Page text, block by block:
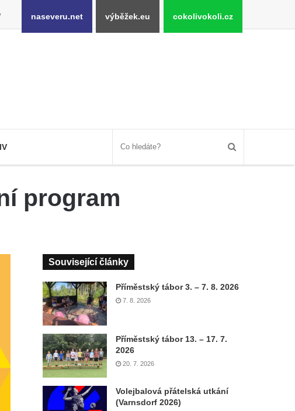
naseveru.net výběžek.eu cokolivokoli.cz
program
Související články
Příměstský tábor 3. – 7. 8. 2026
7. 8. 2026
Příměstský tábor 13. – 17. 7.
2026
20. 7. 2026
Volejbalová přátelská utkání
(Varnsdorf 2026)